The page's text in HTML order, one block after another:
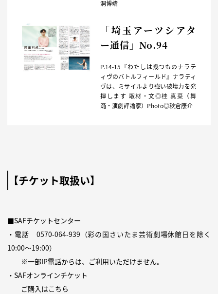
洞博靖
「埼玉アーツシアタ
ー通信」No.94
P.14-15『わたしは幾つものナラテ
ィヴのバトルフィールド』ナラティ
ヴは、ミサイルより強い破壊力を発
揮します 取材・文◎桂 真菜（舞
踊・演劇評論家）Photo◎秋倉康介
【チケット取扱い】
■SAFチケットセンター
・電話 0570-064-939 （彩の国さいたま芸術劇場休館日を除く
10:00〜19:00）
※一部IP電話からは、ご利用いただけません。
・SAFオンラインチケット
ご購入はこちら